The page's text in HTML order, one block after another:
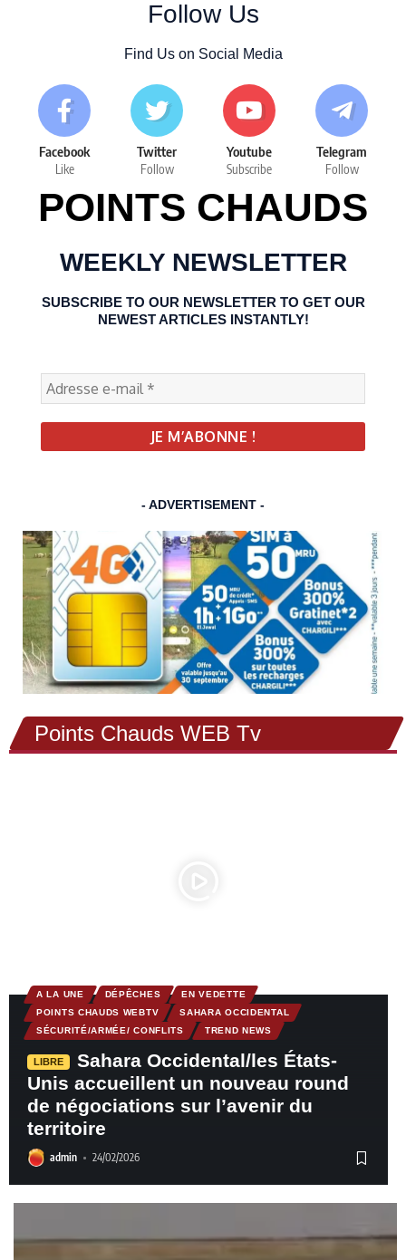
Follow Us
Find Us on Social Media
Facebook
Like
Twitter
Follow
Youtube
Subscribe
Telegram
Follow
POINTS CHAUDS
WEEKLY NEWSLETTER
SUBSCRIBE TO OUR NEWSLETTER TO GET OUR
NEWEST ARTICLES INSTANTLY!
- ADVERTISEMENT -
Points Chauds WEB Tv
A LA UNE DÉPÊCHES
EN VEDETTE
POINTS CHAUDS WEBTV
SAHARA OCCIDENTAL
SÉCURITÉ/ARMÉE/ CONFLITS
TREND NEWS
LIBRE
Sahara Occidental/les États-
Unis accueillent un nouveau round
de négociations sur l’avenir du
territoire
admin 24/02/2026